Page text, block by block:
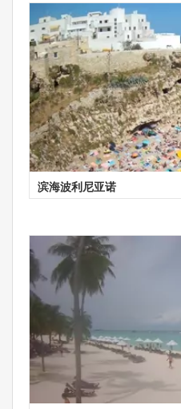
滨海波利尼亚诺